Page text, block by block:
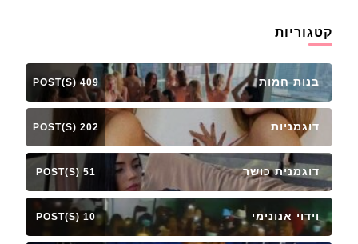
קטגוריות
בנות חמות 409 POST(S)
דוגמניות 202 POST(S)
דוגמנית כושר 51 POST(S)
וידוי אנונימי 10 POST(S)